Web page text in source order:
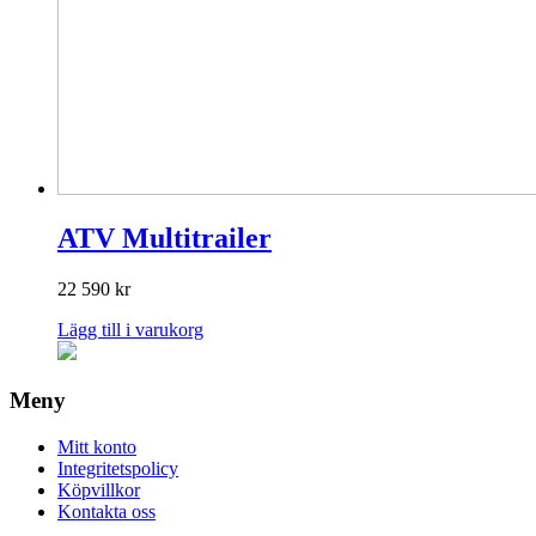
ATV Multitrailer
22 590 kr
Lägg till i varukorg
Meny
Mitt konto
Integritetspolicy
Köpvillkor
Kontakta oss